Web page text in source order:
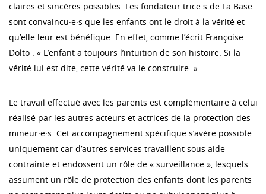
claires et sincères possibles. Les fondateur·trice·s de La Base
sont convaincu·e·s que les enfants ont le droit à la vérité et
qu’elle leur est bénéfique. En effet, comme l’écrit Françoise
Dolto : « L’enfant a toujours l’intuition de son histoire. Si la
vérité lui est dite, cette vérité va le construire. »
Le travail effectué avec les parents est complémentaire à celui
réalisé par les autres acteurs et actrices de la protection des
mineur·e·s. Cet accompagnement spécifique s’avère possible
uniquement car d’autres services travaillent sous aide
contrainte et endossent un rôle de « surveillance », lesquels
assument un rôle de protection des enfants dont les parents